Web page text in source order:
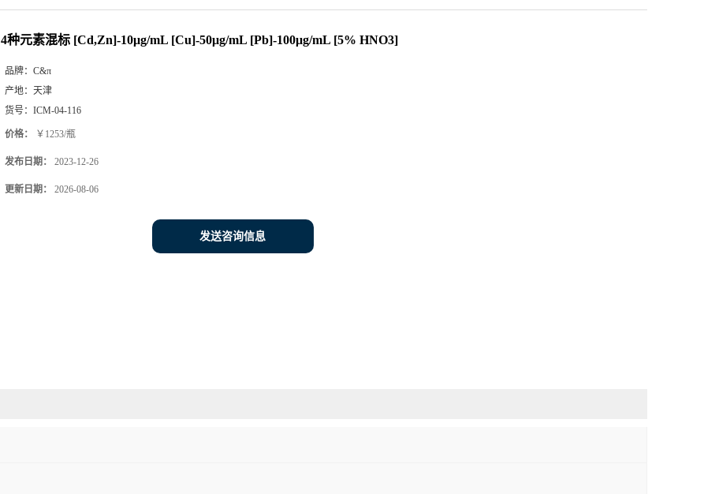
4种元素混标 [Cd,Zn]-10μg/mL [Cu]-50μg/mL [Pb]-100μg/mL [5% HNO3]
品牌： C&π
产地： 天津
货号： ICM-04-116
价格： ￥1253/瓶
发布日期： 2023-12-26
更新日期： 2026-08-06
发送咨询信息